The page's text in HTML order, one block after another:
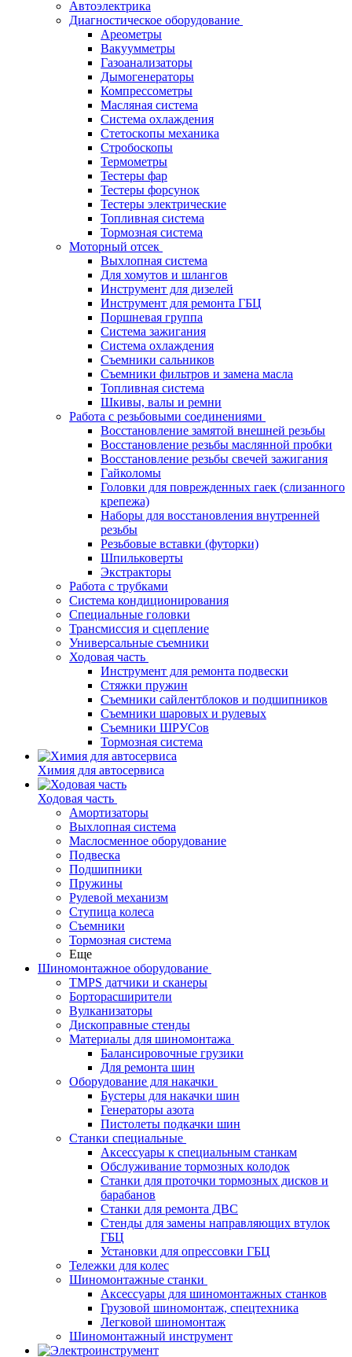
Автоэлектрика
Диагностическое оборудование
Ареометры
Вакуумметры
Газоанализаторы
Дымогенераторы
Компрессометры
Масляная система
Система охлаждения
Стетоскопы механика
Стробоскопы
Термометры
Тестеры фар
Тестеры форсунок
Тестеры электрические
Топливная система
Тормозная система
Моторный отсек
Выхлопная система
Для хомутов и шлангов
Инструмент для дизелей
Инструмент для ремонта ГБЦ
Поршневая группа
Система зажигания
Система охлаждения
Съемники сальников
Съемники фильтров и замена масла
Топливная система
Шкивы, валы и ремни
Работа с резьбовыми соединениями
Восстановление замятой внешней резьбы
Восстановление резьбы маслянной пробки
Восстановление резьбы свечей зажигания
Гайколомы
Головки для поврежденных гаек (слизанного
крепежа)
Наборы для восстановления внутренней
резьбы
Резьбовые вставки (футорки)
Шпильковерты
Экстракторы
Работа с трубками
Система кондиционирования
Специальные головки
Трансмиссия и сцепление
Универсальные съемники
Ходовая часть
Инструмент для ремонта подвески
Стяжки пружин
Съемники сайлентблоков и подшипников
Съемники шаровых и рулевых
Съемники ШРУСов
Тормозная система
Химия для автосервиса
Ходовая часть
Амортизаторы
Выхлопная система
Маслосменное оборудование
Подвеска
Подшипники
Пружины
Рулевой механизм
Ступица колеса
Съемники
Тормозная система
Еще
Шиномонтажное оборудование
TMPS датчики и сканеры
Борторасширители
Вулканизаторы
Дископравные стенды
Материалы для шиномонтажа
Балансировочные грузики
Для ремонта шин
Оборудование для накачки
Бустеры для накачки шин
Генераторы азота
Пистолеты подкачки шин
Станки специальные
Аксессуары к специальным станкам
Обслуживание тормозных колодок
Станки для проточки тормозных дисков и
барабанов
Станки для ремонта ДВС
Стенды для замены направляющих втулок
ГБЦ
Установки для опрессовки ГБЦ
Тележки для колес
Шиномонтажные станки
Аксессуары для шиномонтажных станков
Грузовой шиномонтаж, спецтехника
Легковой шиномонтаж
Шиномонтажный инструмент